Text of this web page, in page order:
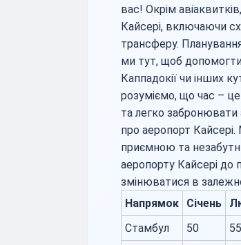
вас! Окрім
Кайсері, включаючи
трансферу.
ми тут, щоб допомогти
Каппадокії чи інших
розуміємо, що час –
та легко
про аеропорт
приємною та
аеропорту Кайсері до
змінюватися в
Напрямок
Січень
Стамбул
50 55